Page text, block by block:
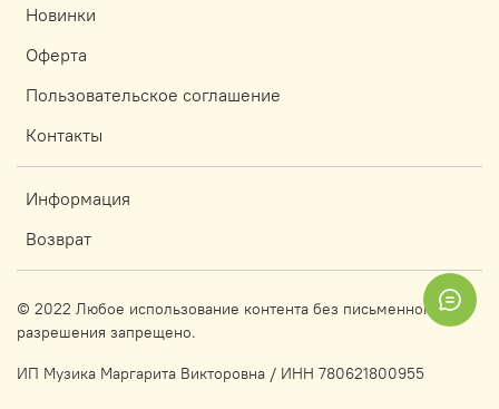
Новинки
Оферта
Пользовательское соглашение
Контакты
Информация
Возврат
© 2022 Любое использование контента без письменного
разрешения запрещено.
ИП Музика Маргарита Викторовна / ИНН 780621800955